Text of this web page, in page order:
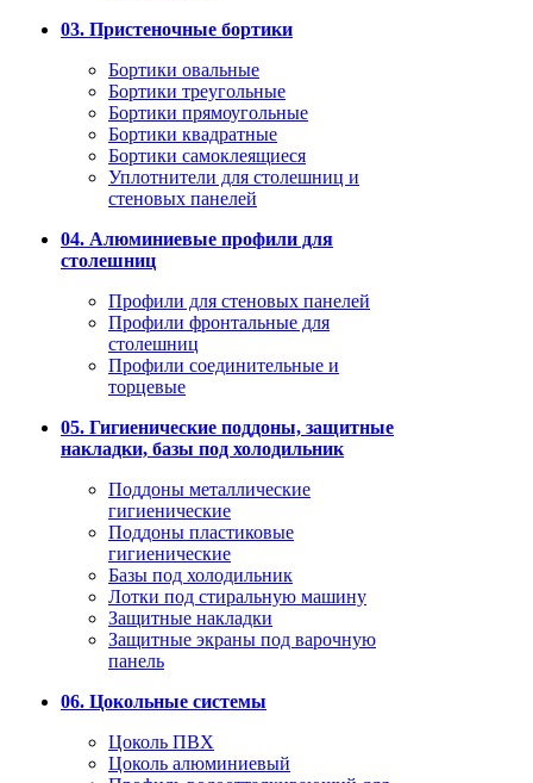
03. Пристеночные бортики
Бортики овальные
Бортики треугольные
Бортики прямоугольные
Бортики квадратные
Бортики самоклеящиеся
Уплотнители для столешниц и
стеновых панелей
04. Алюминиевые профили для
столешниц
Профили для стеновых панелей
Профили фронтальные для
столешниц
Профили соединительные и
торцевые
05. Гигиенические поддоны, защитные
накладки, базы под холодильник
Поддоны металлические
гигиенические
Поддоны пластиковые
гигиенические
Базы под холодильник
Лотки под стиральную машину
Защитные накладки
Защитные экраны под варочную
панель
06. Цокольные системы
Цоколь ПВХ
Цоколь алюминиевый